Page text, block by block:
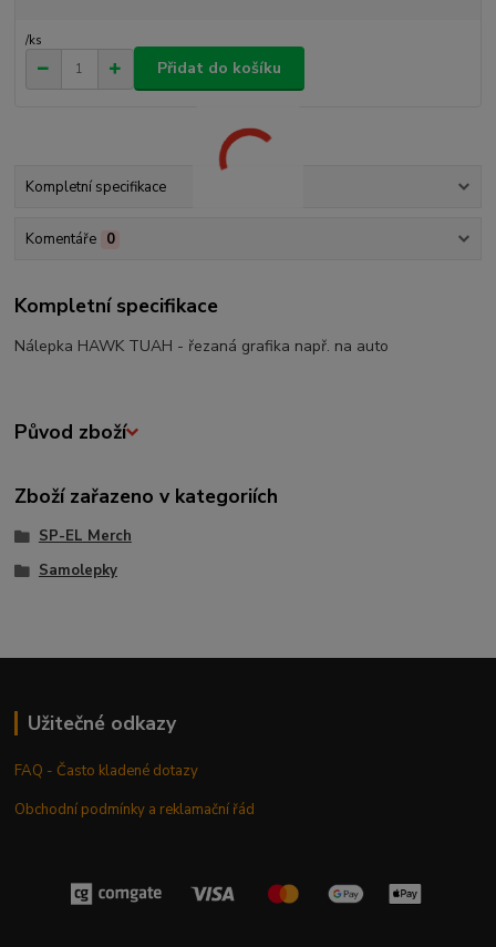
/ks
Přidat do košíku
Kompletní specifikace
Komentáře 0
Kompletní specifikace
Nálepka HAWK TUAH - řezaná grafika např. na auto
Původ zboží
Zboží zařazeno v kategoriích
SP-EL Merch
Samolepky
Užitečné odkazy
FAQ - Často kladené dotazy
Obchodní podmínky a reklamační řád